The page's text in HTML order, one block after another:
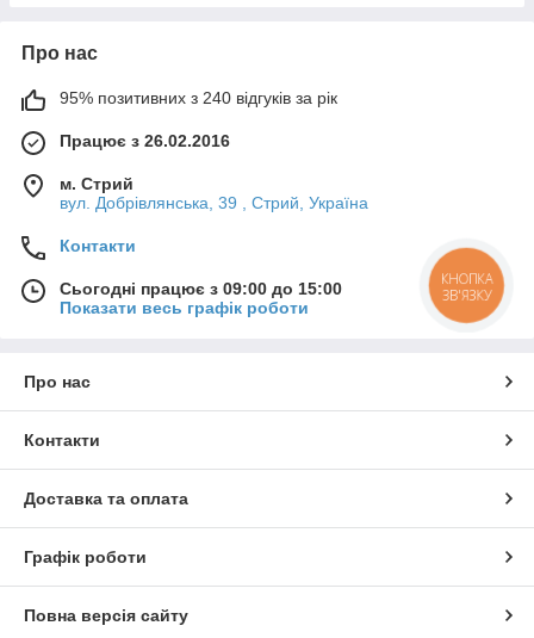
Про нас
95% позитивних з 240 відгуків за рік
Працює з 26.02.2016
м. Стрий
вул. Добрівлянська, 39 , Стрий, Україна
Контакти
Сьогодні працює з 09:00 до 15:00
Показати весь графік роботи
Про нас
Контакти
Доставка та оплата
Графік роботи
Повна версія сайту
КНОПКА
ЗВ'ЯЗКУ